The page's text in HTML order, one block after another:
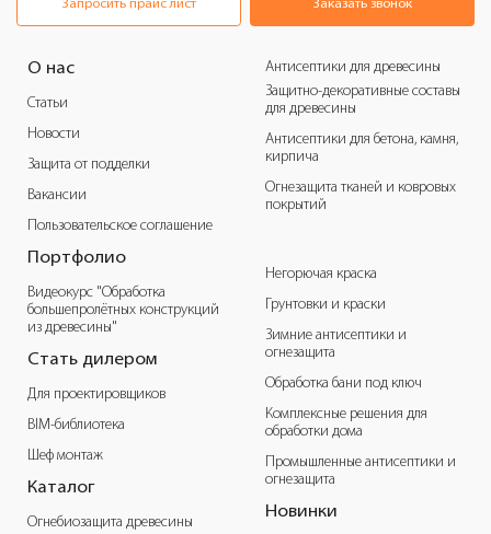
Запросить прайс лист
О нас
Статьи
Новости
Защита от подделки
Вакансии
Пользовательское соглашение
Портфолио
Видеокурс "Обработка
большепролётных конструкций
из древесины"
Стать дилером
Для проектировщиков
BIM-библиотека
Шеф монтаж
Каталог
Огнебиозащита древесины
Антисептики для древесины
Защитно-декоративные составы
для древесины
Антисептики для бетона, камня,
кирпича
Огнезащита тканей и ковровых
покрытий
Негорючая краска
Грунтовки и краски
Зимние антисептики и
огнезащита
Обработка бани под ключ
Комплексные решения для
обработки дома
Промышленные антисептики и
огнезащита
Новинки
Заказать звонок